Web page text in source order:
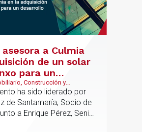
a Culmia
de un solar
para un
residencial de
Construcción y
ha sido liderado por
de Santamaría, Socio de
a Enrique Pérez, Senior